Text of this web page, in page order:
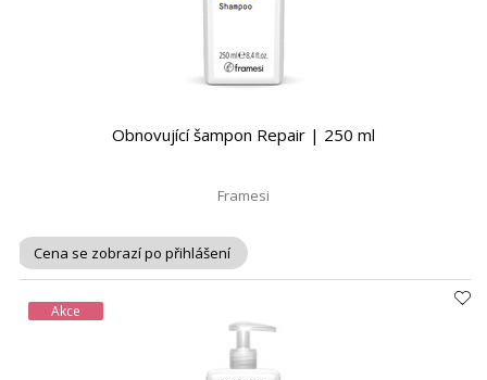
Obnovující šampon Repair | 250 ml
Framesi
Cena se zobrazí po přihlášení
Akce